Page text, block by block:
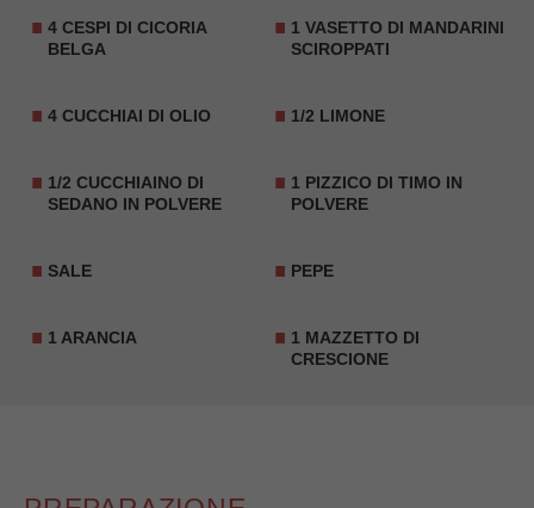
4 CESPI DI CICORIA
BELGA
1 VASETTO DI MANDARINI
SCIROPPATI
4 CUCCHIAI DI OLIO 1/2 LIMONE
1/2 CUCCHIAINO DI
SEDANO IN POLVERE
1 PIZZICO DI TIMO IN
POLVERE
SALE PEPE
1 ARANCIA
1 MAZZETTO DI
CRESCIONE